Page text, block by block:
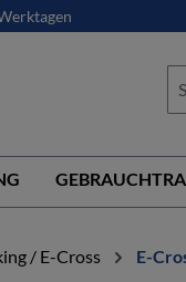
/ E-Cross E-